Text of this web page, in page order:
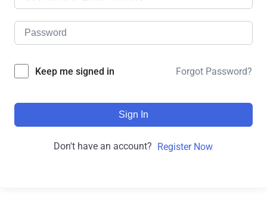
Keep me signed in Forgot Password?
Sign In
Don't have an account? Register Now